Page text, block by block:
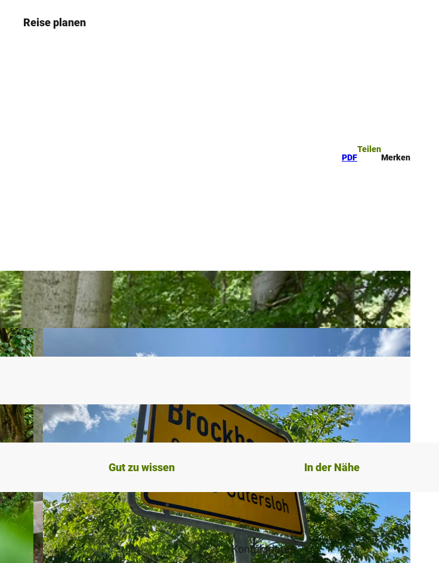
Reise planen
PDF
Teilen
Merken
Gut zu wissen In der Nähe
Kontaktdaten